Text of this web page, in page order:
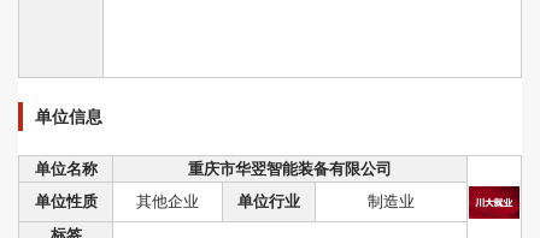
单位信息
单位名称
重庆市华翌智能装备有限公司
单位性质
其他企业 单位行业
制造业